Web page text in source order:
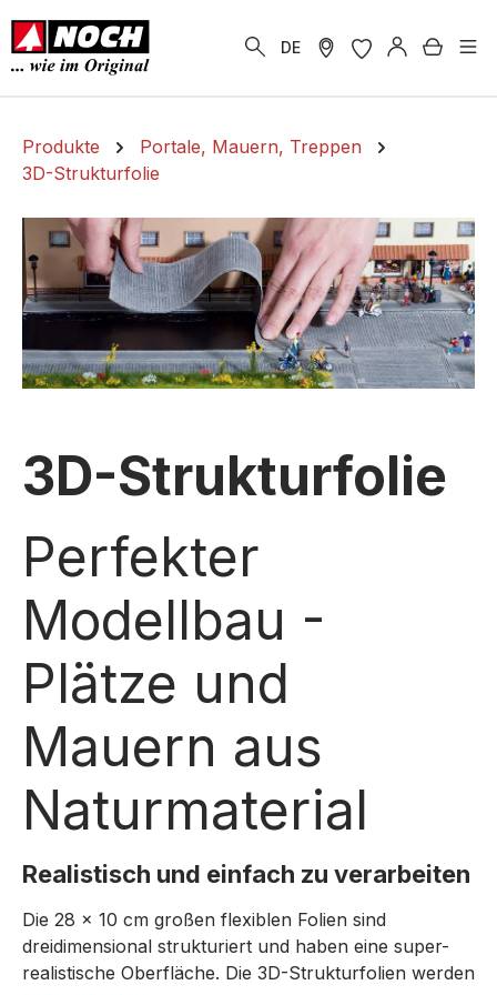
springen
DE
Produkte
Portale, Mauern, Treppen
3D-Strukturfolie
3D-Strukturfolie
Perfekter
Modellbau -
Plätze und
Mauern aus
Naturmaterial
Realistisch und einfach zu verarbeiten
Die 28 x 10 cm großen flexiblen Folien sind
dreidimensional strukturiert und haben eine super-
realistische Oberfläche. Die 3D-Strukturfolien werden